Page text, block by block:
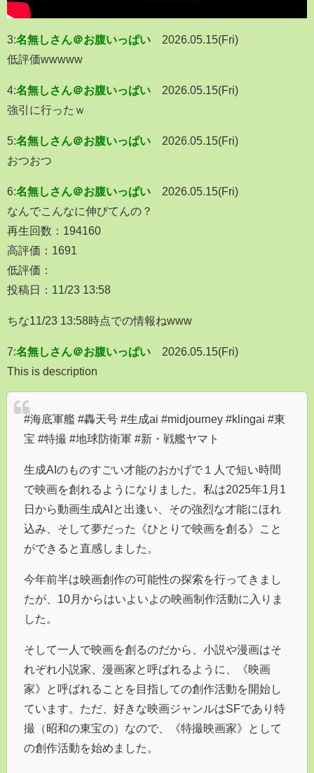
3:名無しさん＠お腹いっぱい
2026.05.15(Fri)
低評価wwwww
4:名無しさん＠お腹いっぱい
2026.05.15(Fri)
強引に行ったｗ
5:名無しさん＠お腹いっぱい
2026.05.15(Fri)
おつおつ
6:名無しさん＠お腹いっぱい
2026.05.15(Fri)
なんでこんなに伸びてんの？
再生回数：194160
高評価：1691
低評価：
投稿日：11/23 13:58
ちな11/23 13:58時点での情報ねwww
7:名無しさん＠お腹いっぱい
2026.05.15(Fri)
This is description
#海底軍艦 #轟天号 #生成ai #midjourney #klingai #東
宝 #特撮 #地球防衛軍 #新・戦艦ヤマト
生成AIのものすごい才能のおかげで１人で短い時間
で映画を創れるようになりました。私は2025年1月1
日から動画生成AIと出逢い、その強烈な才能にほれ
込み、そして夢だった《ひとりで映画を創る》こと
ができると直感しました。
今年前半は映画創作の可能性の探索を行ってきまし
たが、10月からはいよいよの映画制作活動に入りま
した。
そして一人で映画を創るのだから、小説や漫画はそ
れぞれ小説家、漫画家と呼ばれるように、《映画
家》と呼ばれることを目指しての創作活動を開始し
ています。ただ、好きな映画ジャンルはSFであり特
撮（昭和の東宝の）なので、《特撮映画家》として
の創作活動を始めました。